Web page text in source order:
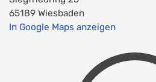
65189 Wiesbaden
In Google Maps anzeigen